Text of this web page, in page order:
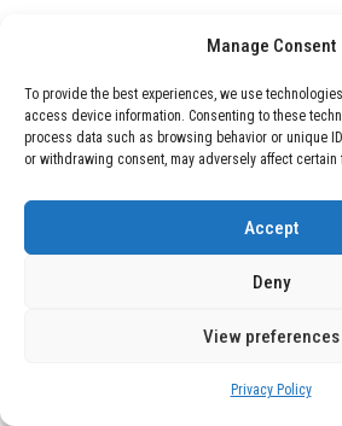
Manage Consent
To provide the best experiences, we use
access device information. Consenting to these
process data such as browsing behavior or unique
or withdrawing consent, may adversely affect
Accept
Deny
View preferences
Privacy Policy